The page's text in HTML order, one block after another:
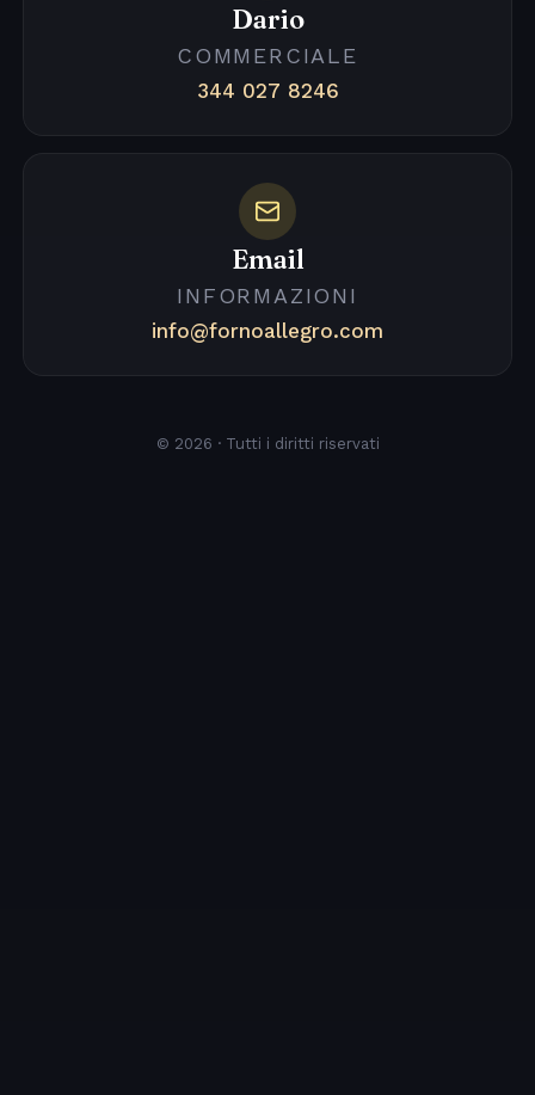
Dario
COMMERCIALE
344 027 8246
Email
INFORMAZIONI
info@fornoallegro.com
© 2026 · Tutti i diritti riservati